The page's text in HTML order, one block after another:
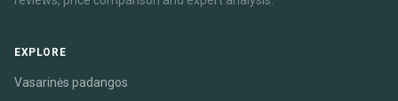
EXPLORE
Vasarinės padangos